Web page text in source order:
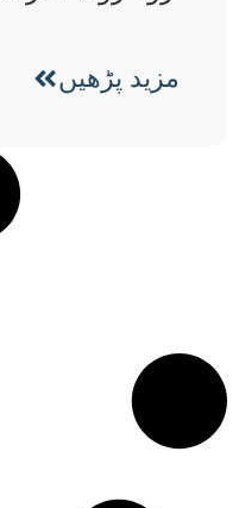
مزید پڑھیں